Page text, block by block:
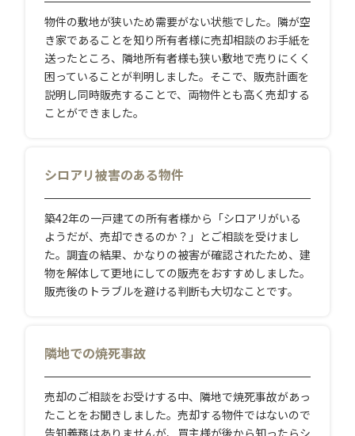
物件の敷地が狭いため需要がない状態でした。隣が空
き家であることを知り所有者様に売却相談のお手紙を
送ったところ、隣地所有者様も狭い敷地で売りにくく
困っていることが判明しました。そこで、販売計画を
説明し同時販売することで、両物件とも高く売却する
ことができました。
シロアリ被害のある物件
築42年の一戸建ての所有者様から「シロアリがいる
ようだが、売却できるのか？」とご相談を受けまし
た。調査の結果、かなりの被害が確認されたため、建
物を解体して更地にしての販売をおすすめしました。
販売後のトラブルを避ける判断も大切なことです。
隣地での焼死事故
売却のご相談をお受けする中、隣地で焼死事故があっ
たことをお聞きしました。売却する物件ではないので
告知義務はありませんが、買主様が後から知ったらシ